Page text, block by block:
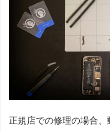
正規店での修理の場合